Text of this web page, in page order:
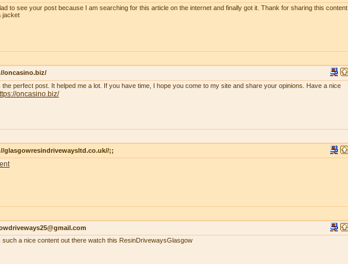
to see your post because I am searching for this article on the internet and finally got it. Thank for sharing this content
jacket
oncasino.biz/
the perfect post. It helped me a lot. If you have time, I hope you come to my site and share your opinions. Have a nice
oncasino.biz/
glasgowresindrivewaysltd.co.uk//;;
such a nice content out there watch this ResinDrivewaysGlasgow